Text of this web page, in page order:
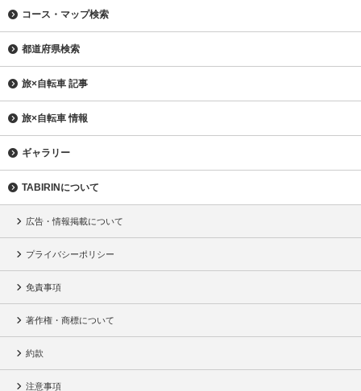
コース・マップ検索
都道府県検索
旅×自転車 記事
旅×自転車 情報
ギャラリー
TABIRINについて
広告・情報掲載について
プライバシーポリシー
免責事項
著作権・商標について
約款
注意事項